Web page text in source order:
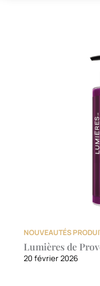
NOUVEAUTÉS
Lumières de
20 février 2026